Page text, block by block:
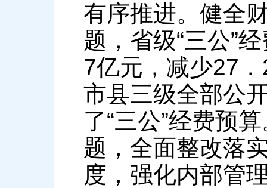
有序推进。健全
题，省级“三公”
7亿元，减少27
市县三级全部公
了“三公”经费预
题，全面整改落
度，强化内部管